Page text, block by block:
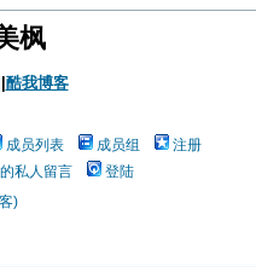
枫
酷我博客
成员列表 成员组
注册
私人留言
登陆
)